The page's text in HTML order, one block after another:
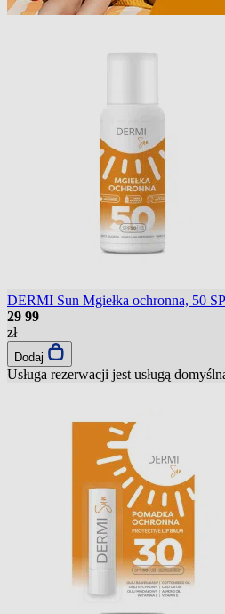
DERMI Sun Mgiełka ochronna, 50
29 99
zł
Dodaj
Usługa rezerwacji jest usługą